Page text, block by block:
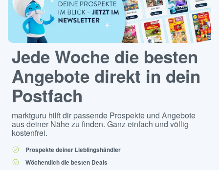
Jede Woche die besten
Angebote direkt in dein
Postfach
marktguru hilft dir passende Prospekte und Angebote
aus deiner Nähe zu finden. Ganz einfach und völlig
kostenfrei.
Prospekte deiner Lieblingshändler
Wöchentlich die besten Deals